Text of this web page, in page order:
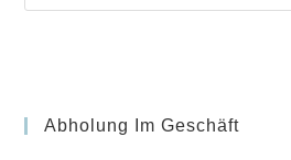
Abholung Im Geschäft